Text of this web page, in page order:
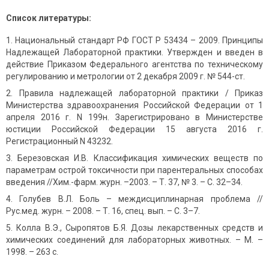
Список литературы:
Национальный стандарт РФ ГОСТ Р 53434 – 2009. Принципы
Надлежащей Лабораторной практики. Утвержден и введен в
действие Приказом Федерального агентства по техническому
регулированию и метрологии от 2 декабря 2009 г. № 544-ст.
Правила надлежащей лабораторной практики / Приказ
Министерства здравоохранения Российской Федерации от 1
апреля 2016 г. N 199н. Зарегистрировано в Министерстве
юстиции Российской Федерации 15 августа 2016 г.
Регистрационный N 43232.
Березовская И.В. Классификация химических веществ по
параметрам острой токсичности при парентеральных способах
введения //Хим.-фарм. журн. –2003. – Т. 37, № 3. – С. 32–34.
Голубев В.Л. Боль – междисциплинарная проблема //
Рус.мед. журн. – 2008. – Т. 16, спец. вып. – С. 3–7.
Колла В.Э., Сыропятов Б.Я. Дозы лекарственных средств и
химических соединений для лабораторных животных. – М. –
1998. – 263 с.